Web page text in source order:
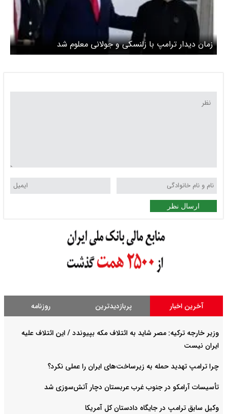
زمان دیدار ترامپ با زلنسکی و جولانی معلوم شد
ارسال نظر
آخرین اخبار پربازدیدترین روزنامه
وزیر خارجه ترکیه: مصر شاید به ائتلاف مکه بپیوندد / این ائتلاف علیه
ایران نیست
چرا ترامپ تهدید حمله به زیرساخت‌های ایران را عملی نکرد؟
تأسیسات آرامکو در جنوب غرب عربستان دچار آتش‌سوزی شد
وکیل سابق ترامپ در جایگاه دادستان کل آمریکا